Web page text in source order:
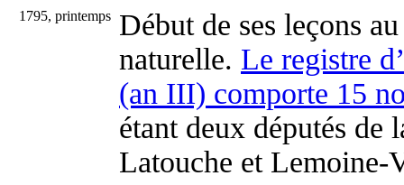
1795, printemps Début de ses leçons
naturelle. Le registre
(an III) comporte 15
étant deux députés de
Latouche et Lemoine-